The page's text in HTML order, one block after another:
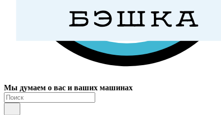
Мы думаем о вас и ваших машинах